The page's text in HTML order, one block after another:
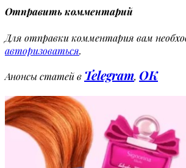
Отправить комментарий
Для отправки комментария вам
авторизоваться.
Анонсы статей в Telegram, OK